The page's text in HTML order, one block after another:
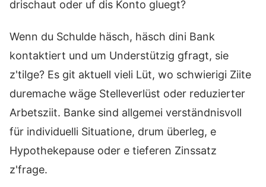
drischaut oder uf dis Konto gluegt?
Wenn du Schulde häsch, häsch dini Bank
kontaktiert und um Understützig gfragt, sie
z'tilge? Es git aktuell vieli Lüt, wo schwierigi Ziite
duremache wäge Stelleverlüst oder reduzierter
Arbetsziit. Banke sind allgemei verständnisvoll
für individuelli Situatione, drum überleg, e
Hypothekepause oder e tieferen Zinssatz
z'frage.